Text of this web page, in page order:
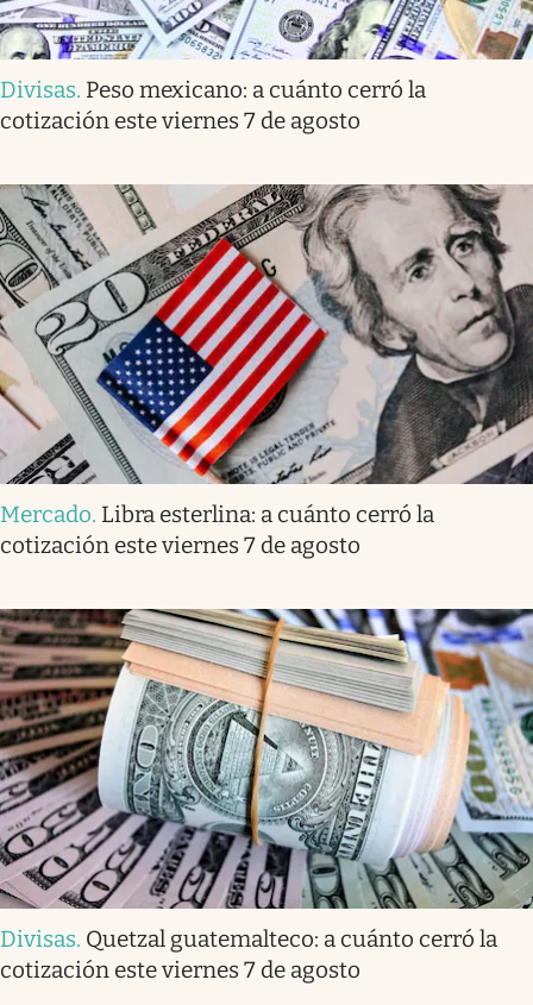
Divisas. Peso mexicano: a cuánto cerró la
cotización este viernes 7 de agosto
Mercado. Libra esterlina: a cuánto cerró la
cotización este viernes 7 de agosto
Divisas. Quetzal guatemalteco: a cuánto cerró la
cotización este viernes 7 de agosto